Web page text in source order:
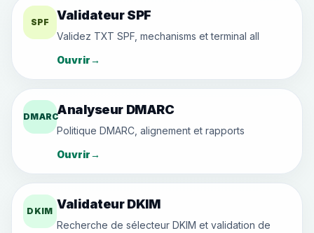
SPF Validateur SPF
Validez TXT SPF, mechanisms et terminal all
Ouvrir→
DMARCAnalyseur DMARC
Politique DMARC, alignement et rapports
Ouvrir→
DKIM Validateur DKIM
Recherche de sélecteur DKIM et validation de